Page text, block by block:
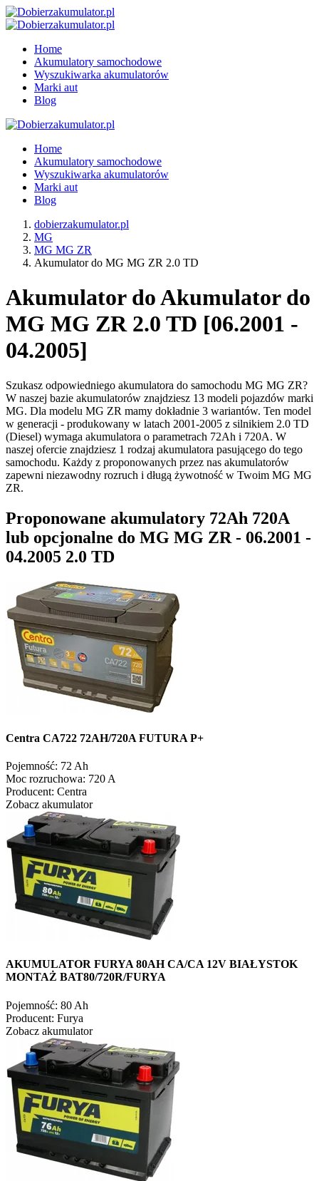
Home
Akumulatory samochodowe
Wyszukiwarka akumulatorów
Marki aut
Blog
Home
Akumulatory samochodowe
Wyszukiwarka akumulatorów
Marki aut
Blog
dobierzakumulator.pl
MG
MG MG ZR
Akumulator do MG MG ZR 2.0 TD
Akumulator do Akumulator do
MG MG ZR 2.0 TD [06.2001 -
04.2005]
Szukasz odpowiedniego akumulatora do samochodu MG MG ZR?
W naszej bazie akumulatorów znajdziesz 13 modeli pojazdów marki
MG. Dla modelu MG ZR mamy dokładnie 3 wariantów. Ten model
w generacji - produkowany w latach 2001-2005 z silnikiem 2.0 TD
(Diesel) wymaga akumulatora o parametrach 72Ah i 720A. W
naszej ofercie znajdziesz 1 rodzaj akumulatora pasującego do tego
samochodu. Każdy z proponowanych przez nas akumulatorów
zapewni niezawodny rozruch i długą żywotność w Twoim MG MG
ZR.
Proponowane akumulatory 72Ah 720A
lub opcjonalne do MG MG ZR - 06.2001 -
04.2005 2.0 TD
Centra CA722 72AH/720A FUTURA P+
Pojemność: 72 Ah
Moc rozruchowa: 720 A
Producent: Centra
Zobacz akumulator
AKUMULATOR FURYA 80AH CA/CA 12V BIAŁYSTOK
MONTAŻ BAT80/720R/FURYA
Pojemność: 80 Ah
Producent: Furya
Zobacz akumulator